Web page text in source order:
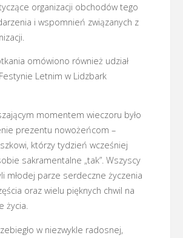
organizacji obchodów tego
i wspomnień związanych z
omówiono również udział
Letnim w Lidzbark
momentem wieczoru było
prezentu nowożeńcom –
którzy tydzień wcześniej
sakramentalne „tak”. Wszyscy
młodej parze serdeczne życzenia
oraz wielu pięknych chwil na
życia.
w niezwykle radosnej,